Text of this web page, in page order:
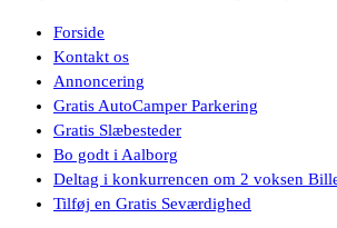
Forside
Kontakt os
Annoncering
Gratis AutoCamper Parkering
Gratis Slæbesteder
Bo godt i Aalborg
Deltag i konkurrencen om 2 voksen
Tilføj en Gratis Seværdighed